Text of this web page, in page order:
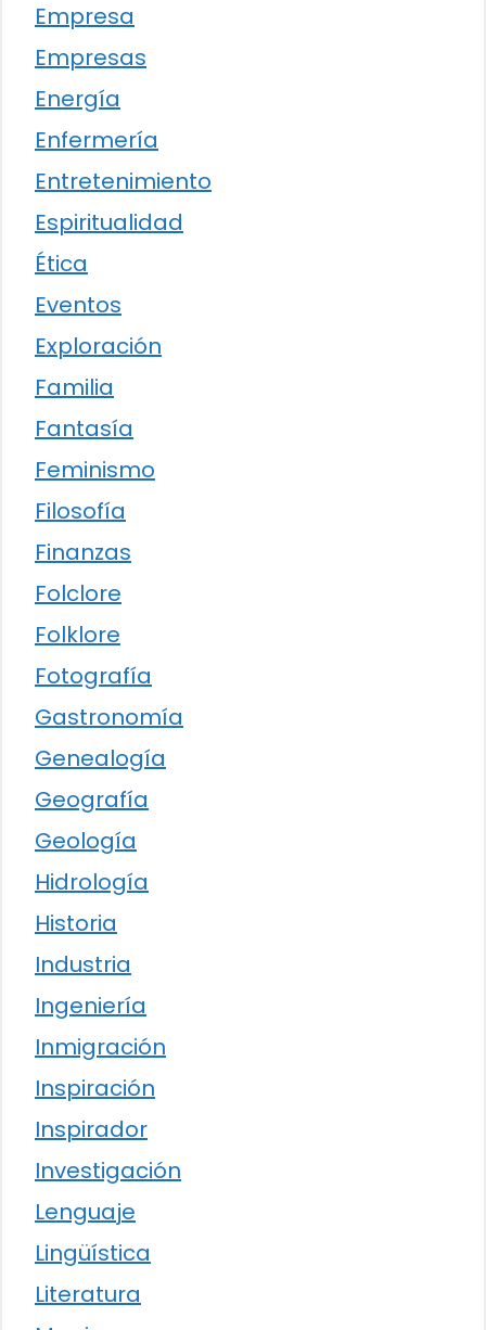
Empresa
Empresas
Energía
Enfermería
Entretenimiento
Espiritualidad
Ética
Eventos
Exploración
Familia
Fantasía
Feminismo
Filosofía
Finanzas
Folclore
Folklore
Fotografía
Gastronomía
Genealogía
Geografía
Geología
Hidrología
Historia
Industria
Ingeniería
Inmigración
Inspiración
Inspirador
Investigación
Lenguaje
Lingüística
Literatura